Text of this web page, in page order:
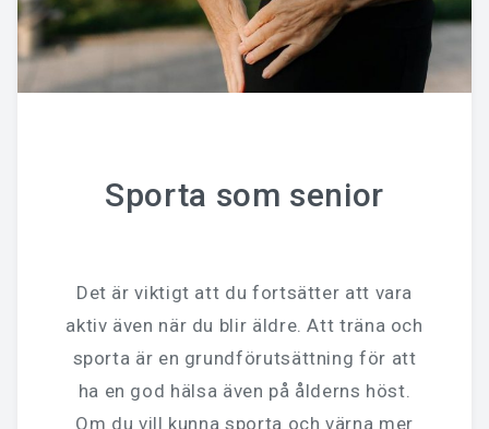
Sporta som senior
Det är viktigt att du fortsätter att vara
aktiv även när du blir äldre. Att träna och
sporta är en grundförutsättning för att
ha en god hälsa även på ålderns höst.
Om du vill kunna sporta och värna mer